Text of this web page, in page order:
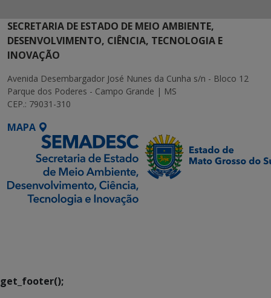
SECRETARIA DE ESTADO DE MEIO AMBIENTE,
DESENVOLVIMENTO, CIÊNCIA, TECNOLOGIA E
INOVAÇÃO
Avenida Desembargador José Nunes da Cunha s/n - Bloco 12
Parque dos Poderes - Campo Grande | MS
CEP.: 79031-310
MAPA
get_footer();